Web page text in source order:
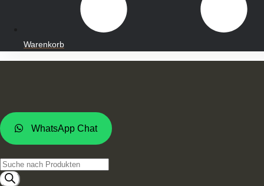
Warenkorb
WhatsApp Chat
Products
search